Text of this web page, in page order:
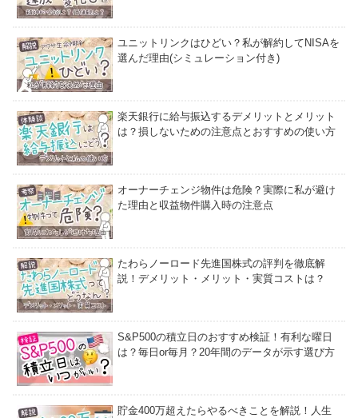
ユニットリンクはひどい？私が解約してNISAを
選んだ理由(シミュレーション付き)
楽天銀行に給与振込するデメリットとメリット
は？損しないための注意点とおすすめの使い方
オーナーチェンジ物件は危険？実際に私が避け
た理由と収益物件購入時の注意点
たわらノーロード先進国株式の評判を徹底解
説！デメリット・メリット・実質コストは？
S&P500の積立日のおすすめ検証！有利な曜日
は？毎日or毎月？20年間のデータが示す選び方
貯金400万超えたらやるべきことを解説！人生